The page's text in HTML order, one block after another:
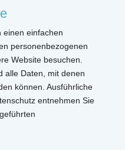
einen einfachen
personenbezogenen
Website besuchen.
alle Daten, mit denen
können. Ausführliche
entnehmen Sie